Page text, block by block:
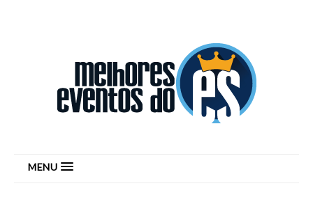
MENU